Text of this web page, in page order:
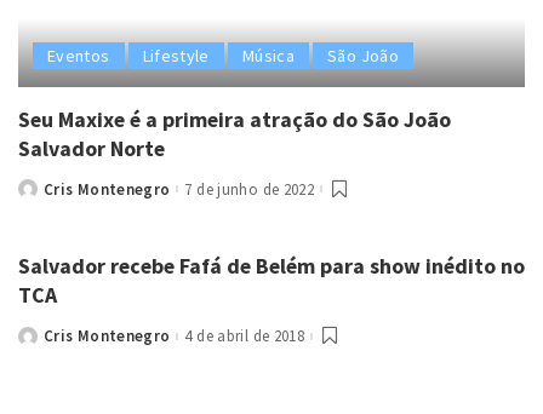
Eventos Lifestyle Música São João
Seu Maxixe é a primeira atração do São João
Salvador Norte
PostedCris Montenegro 7 de junho de 2022
Salvador recebe Fafá de Belém para show inédito no
TCA
PostedCris Montenegro 4 de abril de 2018